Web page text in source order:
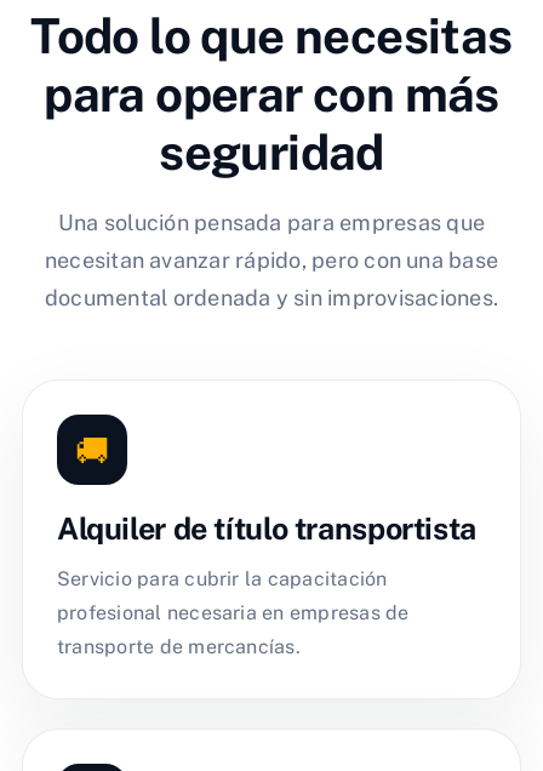
Todo lo que necesitas
para operar con más
seguridad
Una solución pensada para empresas que
necesitan avanzar rápido, pero con una base
documental ordenada y sin improvisaciones.
🚚
Alquiler de título transportista
Servicio para cubrir la capacitación
profesional necesaria en empresas de
transporte de mercancías.